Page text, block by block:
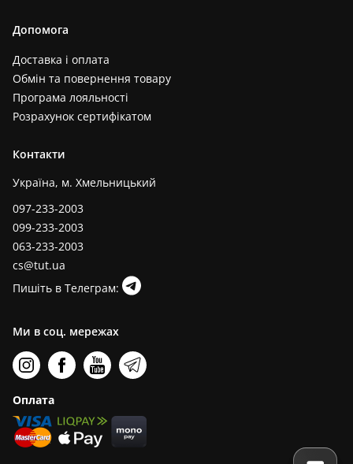
Допомога
Доставка і оплата
Обмін та повернення товару
Програма лояльності
Розрахунок сертифікатом
Контакти
Україна, м. Хмельницький
097-233-2003
099-233-2003
063-233-2003
cs@tut.ua
Пишіть в Телеграм:
Ми в соц. мережах
Оплата